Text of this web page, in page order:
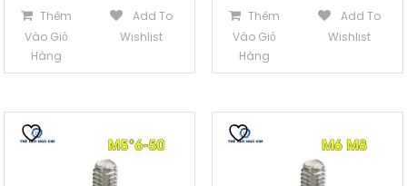
Thêm
Vào Giỏ
Hàng
Add To
Wishlist
Thêm
Vào Giỏ
Hàng
Add To
Wishlist